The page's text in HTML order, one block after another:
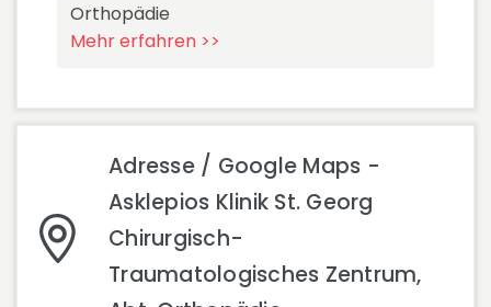
Orthopädie
Mehr erfahren >>
Adresse / Google Maps -
Asklepios Klinik St. Georg
Chirurgisch-
Traumatologisches Zentrum,